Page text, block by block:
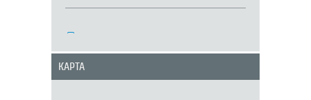
КАРТА